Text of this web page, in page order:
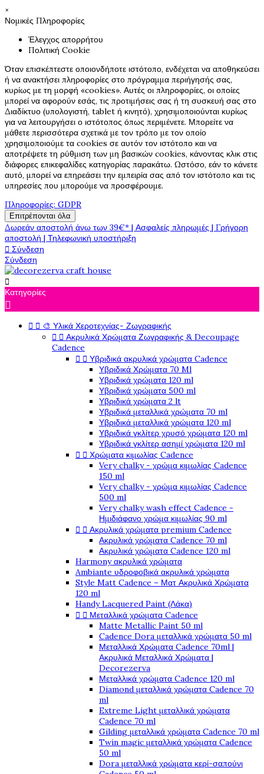
×
Νομικές Πληροφορίες
Έλεγχος απορρήτου
Πολιτική Cookie
Όταν επισκέπτεστε οποιονδήποτε ιστότοπο, ενδέχεται να αποθηκεύσει
ή να ανακτήσει πληροφορίες στο πρόγραμμα περιήγησής σας,
κυρίως με τη μορφή «cookies». Αυτές οι πληροφορίες, οι οποίες
μπορεί να αφορούν εσάς, τις προτιμήσεις σας ή τη συσκευή σας στο
Διαδίκτυο (υπολογιστή, tablet ή κινητό), χρησιμοποιούνται κυρίως
για να λειτουργήσει ο ιστότοπος όπως περιμένετε. Μπορείτε να
μάθετε περισσότερα σχετικά με τον τρόπο με τον οποίο
χρησιμοποιούμε τα cookies σε αυτόν τον ιστότοπο και να
αποτρέψετε τη ρύθμιση των μη βασικών cookies, κάνοντας κλικ στις
διάφορες επικεφαλίδες κατηγορίας παρακάτω. Ωστόσο, εάν το κάνετε
αυτό, μπορεί να επηρεάσει την εμπειρία σας από τον ιστότοπο και τις
υπηρεσίες που μπορούμε να προσφέρουμε.
Πληροφορίες: GDPR
Επιτρέπονται όλα
Δωρεάν αποστολή άνω των 39€* | Ασφαλείς πληρωμές | Γρήγορη
αποστολή | Τηλεφωνική υποστήριξη
 Σύνδεση
Σύνδεση

Κατηγορίες

  🎨 Υλικά Χεροτεχνίας- Ζωγραφικής
  Ακρυλικά Χρώματα Ζωγραφικής & Decoupage
Cadence
  Υβριδικά ακρυλικά χρώματα Cadence
Υβριδικά Χρώματα 70 Ml
Υβριδικά χρώματα 120 ml
Υβριδικά χρώματα 500 ml
Υβριδικά χρώματα 2 lt
Υβριδικά μεταλλικά χρώματα 70 ml
Υβριδικά μεταλλικά χρώματα 120 ml
Υβριδικά γκλίτερ χρυσό χρώματα 120 ml
Υβριδικά γκλίτερ ασημί χρώματα 120 ml
  Χρώματα κιμωλίας Cadence
Very chalky - χρώμα κιμωλίας Cadence
150 ml
Very chalky - χρώμα κιμωλίας Cadence
500 ml
Very chalky wash effect Cadence -
Ημιδιάφανο χρώμα κιμωλίας 90 ml
  Ακρυλικά χρώματα premium Cadence
Ακρυλικά χρώματα Cadence 70 ml
Ακρυλικά χρώματα Cadence 120 ml
Harmony ακρυλικά χρώματα
Ambiante υδροφοβικά ακρυλικά χρώματα
Style Matt Cadence – Ματ Ακρυλικά Χρώματα
120 ml
Handy Lacquered Paint (Λάκα)
  Μεταλλικά χρώματα Cadence
Matte Metallic Paint 50 ml
Cadence Dora μεταλλικά χρώματα 50 ml
Μεταλλικά Χρώματα Cadence 70ml |
Ακρυλικά Μεταλλικά Χρώματα |
Decorezerva
Μεταλλικά χρώματα Cadence 120 ml
Diamond μεταλλικά χρώματα Cadence 70
ml
Extreme Light μεταλλικά χρώματα
Cadence 70 ml
Gilding μεταλλικά χρώματα Cadence 70 ml
Twin magic μεταλλικά χρώματα Cadence
50 ml
Dora μεταλλικά χρώματα κερί-σαπούνι